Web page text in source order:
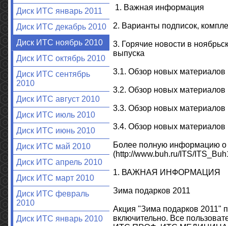
Диск ИТС январь 2011
Диск ИТС декабрь 2010
Диск ИТС ноябрь 2010
Диск ИТС октябрь 2010
Диск ИТС сентябрь
2010
Диск ИТС август 2010
Диск ИТС июль 2010
Диск ИТС июнь 2010
Диск ИТС май 2010
Диск ИТС апрель 2010
Диск ИТС март 2010
Диск ИТС февраль
2010
Диск ИТС январь 2010
1. Важная информация
2. Варианты подписок,
3. Горячие новости в
выпуска
3.1. Обзор новых
3.2. Обзор новых
3.3. Обзор новых
3.4. Обзор новых
Более полную информацию о
(http://www.buh.ru/ITS/
1. ВАЖНАЯ ИНФОРМАЦИЯ
Зима подарков 2011
Акция "Зима подарков 2011"
включительно. Все